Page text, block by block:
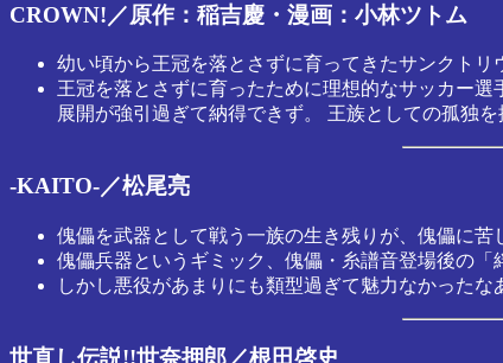
CROWN!／原作：稲吉慶・漫画：小林ツトム
幼い頃から王冠を落とさずに育ってきたサンクトリ
王冠を落とさずに育ったために理想的なサッカー
展開が強引過ぎて納得できず。 王族としての孤独
-KAITO-／松尾亮
傀儡を武器として戦う一族の生き残りが、傀儡に苦
傀儡兵器というギミック、傀儡・糸譜音登場後の「
しかし悪役があまりにも類型過ぎて魅力なかったな
世直し伝説!!世奈押郎／根田啓史